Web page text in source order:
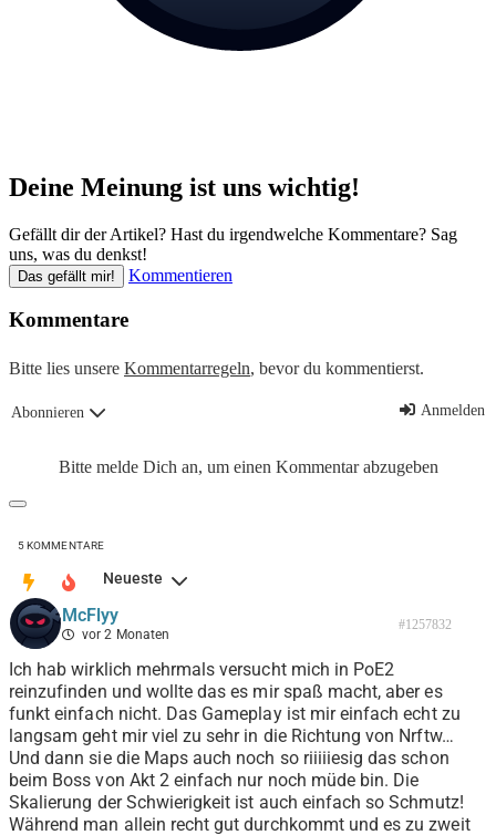
Deine Meinung ist uns wichtig!
Gefällt dir der Artikel? Hast du irgendwelche Kommentare? Sag
uns, was du denkst!
Das gefällt mir! Kommentieren
Kommentare
Bitte lies unsere Kommentarregeln, bevor du kommentierst.
Abonnieren Anmelden
Bitte melde Dich an, um einen Kommentar abzugeben
5KOMMENTARE
Neueste
McFlyy
vor 2 Monaten
#1257832
Ich hab wirklich mehrmals versucht mich in PoE2
reinzufinden und wollte das es mir spaß macht, aber es
funkt einfach nicht. Das Gameplay ist mir einfach echt zu
langsam geht mir viel zu sehr in die Richtung von Nrftw…
Und dann sie die Maps auch noch so riiiiiesig das schon
beim Boss von Akt 2 einfach nur noch müde bin. Die
Skalierung der Schwierigkeit ist auch einfach so Schmutz!
Während man allein recht gut durchkommt und es zu zweit